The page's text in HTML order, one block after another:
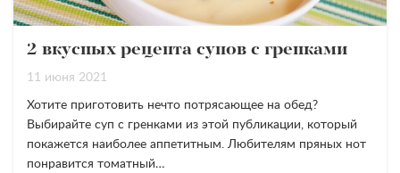
2 вкусных рецепта супов с гренками
11 июня 2021
Хотите приготовить нечто потрясающее на обед?
Выбирайте суп с гренками из этой публикации, который
покажется наиболее аппетитным. Любителям пряных нот
понравится томатный…